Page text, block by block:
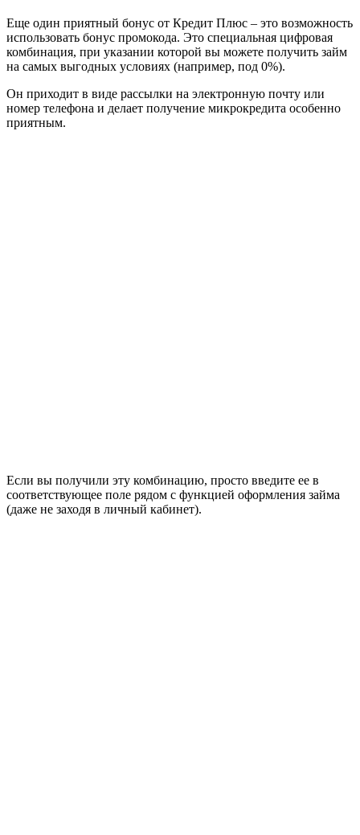
Еще один приятный бонус от Кредит Плюс – это возможность
использовать бонус промокода. Это специальная цифровая
комбинация, при указании которой вы можете получить займ
на самых выгодных условиях (например, под 0%).
Он приходит в виде рассылки на электронную почту или
номер телефона и делает получение микрокредита особенно
приятным.
Если вы получили эту комбинацию, просто введите ее в
соответствующее поле рядом с функцией оформления займа
(даже не заходя в личный кабинет).